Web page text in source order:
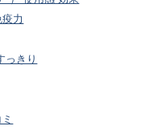
力
っきり